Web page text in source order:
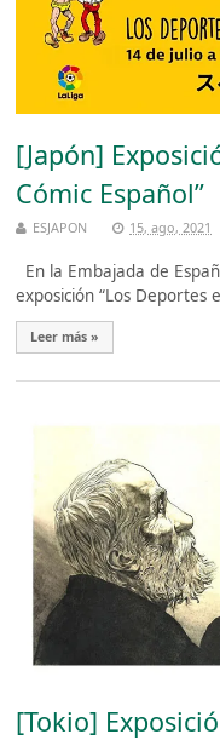
[Japón]
Cómic Español”
ESJAPON 15, ago, 2021
En la Embajada de
exposición “Los Deportes
Leer más »
[Tokio]